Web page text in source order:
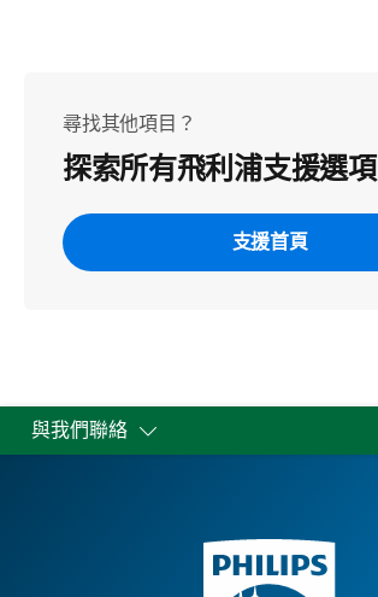
尋找其他項目？
探索所有飛利浦支援選項
支援首頁
與我們聯絡